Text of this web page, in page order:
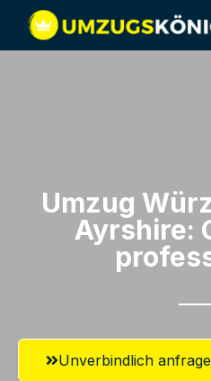
Umzug
Ayrshire:
Unverbindlich